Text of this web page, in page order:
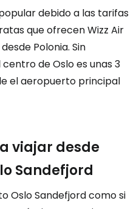
debido a las tarifas
que ofrecen Wizz Air
Polonia. Sin
de Oslo es unas 3
el aeropuerto principal
viajar desde
Sandefjord
Oslo Sandefjord como si